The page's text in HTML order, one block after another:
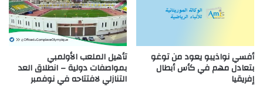
أفسي نواذيبو يعود من توغو
بتعادل مهم في كأس أبطال
إفريقيا
تأهيل الملعب الأولمبي
بمواصفات دولية – انطلاق العد
التنازلي لافتتاحه في نوفمبر